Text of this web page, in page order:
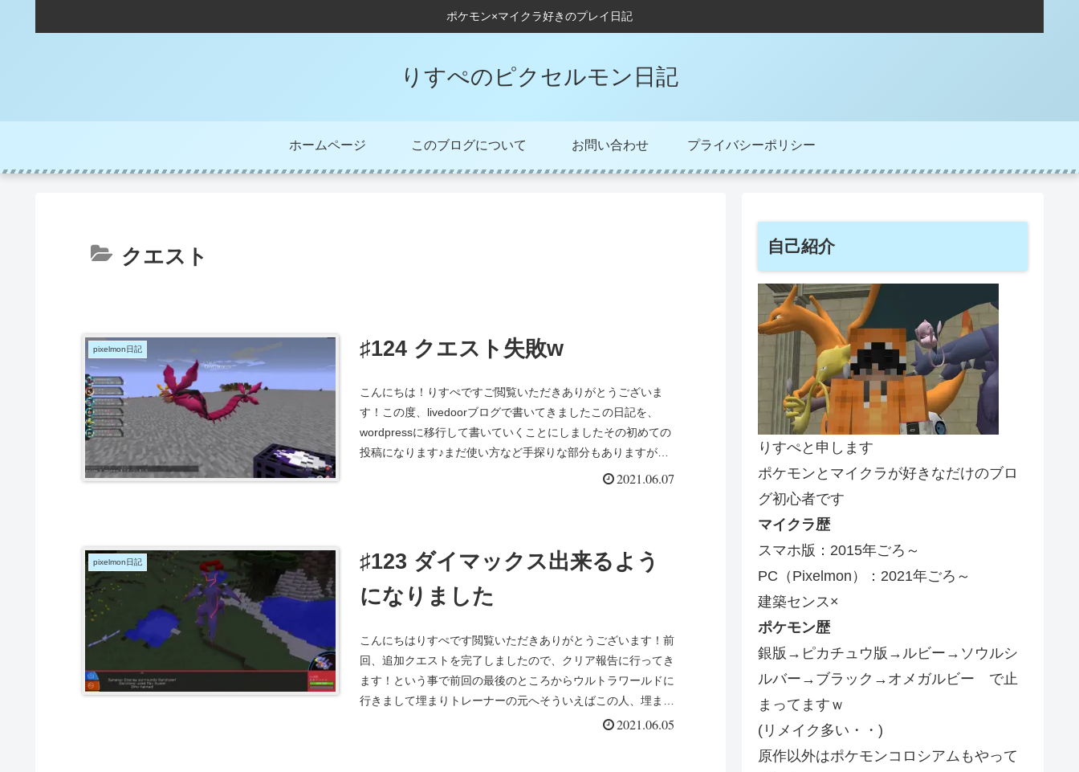
ポケモン×マイクラ好きのプレイ日記
りすぺのピクセルモン日記
ホームページ このブログについて お問い合わせ プライバシーポリシー
クエスト
pixelmon日記 ♯124 クエスト失敗w
こんにちは！りすぺですご閲覧いただきありがとうございま
す！この度、livedoorブログで書いてきましたこの日記を、
wordpressに移行して書いていくことにしましたその初めての
投稿になります♪まだ使い方など手探りな部分もありますが、
2021.06.07
pixelmon日記
♯123 ダイマックス出来るよう
になりました
こんにちはりすぺです閲覧いただきありがとうございます！前
回、追加クエストを完了しましたので、クリア報告に行ってき
ます！という事で前回の最後のところからウルトラワールドに
行きまして埋まりトレーナーの元へそういえばこの人、埋まっ
2021.06.05
自己紹介
りすぺと申します
ポケモンとマイクラが好きなだけのブロ
グ初心者です
マイクラ歴
スマホ版：2015年ごろ～
PC（Pixelmon）：2021年ごろ～
建築センス×
ポケモン歴
銀版→ピカチュウ版→ルビー→ソウルシ
ルバー→ブラック→オメガルビー で止
まってますｗ
(リメイク多い・・)
原作以外はポケモンコロシアムもやって